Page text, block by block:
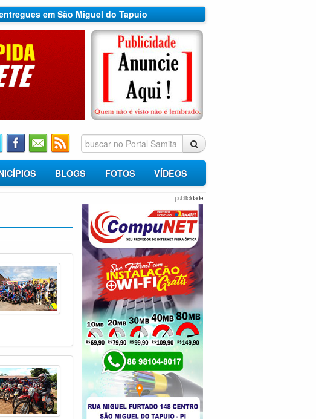
em São Miguel do Tapuio
BLOGS FOTOS VÍDEOS
publicidade